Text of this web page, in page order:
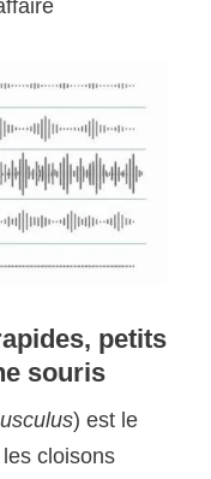
petits
souris
) est le
cloisons